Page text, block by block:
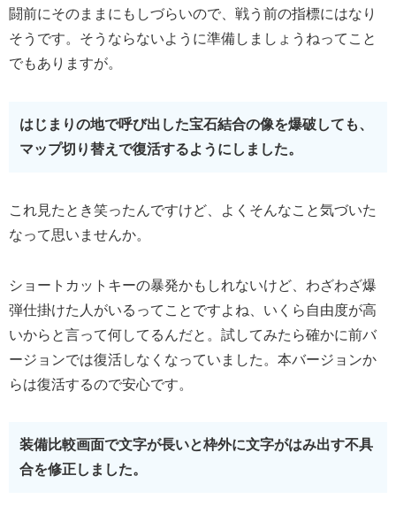
闘前にそのままにもしづらいので、戦う前の指標にはなり
そうです。そうならないように準備しましょうねってこと
でもありますが。
はじまりの地で呼び出した宝石結合の像を爆破しても、
マップ切り替えで復活するようにしました。
これ見たとき笑ったんですけど、よくそんなこと気づいた
なって思いませんか。
ショートカットキーの暴発かもしれないけど、わざわざ爆
弾仕掛けた人がいるってことですよね、いくら自由度が高
いからと言って何してるんだと。試してみたら確かに前バ
ージョンでは復活しなくなっていました。本バージョンか
らは復活するので安心です。
装備比較画面で文字が長いと枠外に文字がはみ出す不具
合を修正しました。